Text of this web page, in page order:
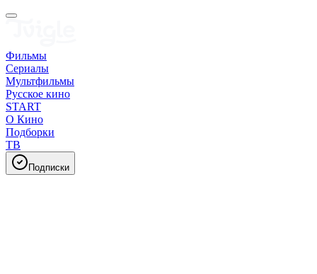
Фильмы
Сериалы
Мультфильмы
Русское кино
START
О Кино
Подборки
ТВ
Подписки